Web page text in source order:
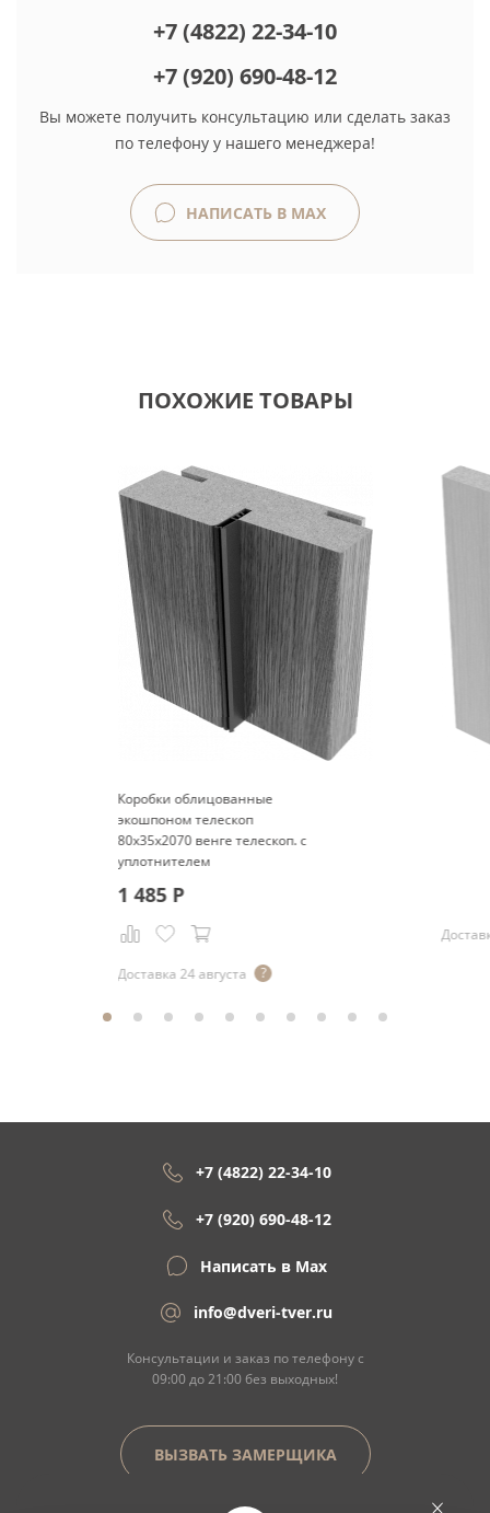
+7 (4822) 22-34-10
+7 (920) 690-48-12
Вы можете получить консультацию или сделать заказ
по телефону у нашего менеджера!
НАПИСАТЬ В MAX
ПОХОЖИЕ ТОВАРЫ
Коробки облицованные
экошпоном телескоп
80x35x2070 венге телескоп. с
уплотнителем
1 485Р
Доставка 24 августа
+7 (4822) 22-34-10
+7 (920) 690-48-12
Написать в Max
info@dveri-tver.ru
Консультации и заказ по телефону с
09:00 до 21:00 без выходных!
ВЫЗВАТЬ ЗАМЕРЩИКА